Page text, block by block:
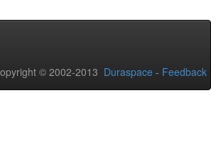
© 2002-2013 Duraspace - Feedback